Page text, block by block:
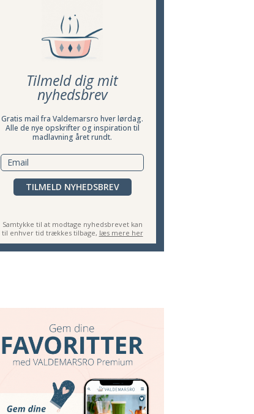
Tilmeld dig mit
nyhedsbrev
Gratis mail fra Valdemarsro hver lørdag.
Alle de nye opskrifter og inspiration til
madlavning året rundt.
TILMELD NYHEDSBREV
Samtykke til at modtage nyhedsbrevet kan
til enhver tid trækkes tilbage, læs mere her